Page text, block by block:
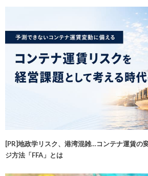
[PR]地政学リスク、港湾混雑…コンテナ運賃の
ジ方法「FFA」とは